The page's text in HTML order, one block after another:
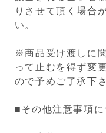
りさせて頂く場合
い。
※商品受け渡しに
って止むを得ず変
ので予めご了承下さ
■その他注意事項